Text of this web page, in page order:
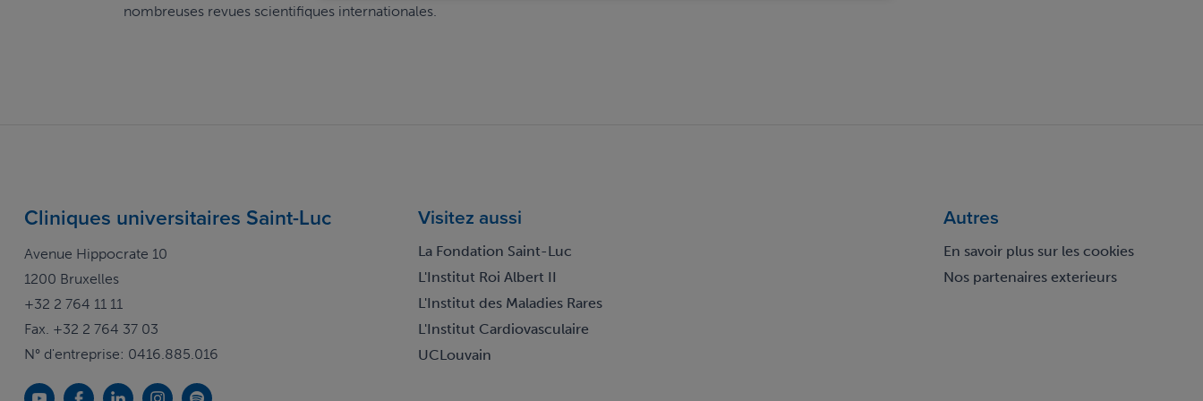
nombreuses revues scientifiques internationales.
Cliniques universitaires Saint-Luc
Avenue Hippocrate 10
1200 Bruxelles
+32 2 764 11 11
Fax. +32 2 764 37 03
N° d'entreprise: 0416.885.016
Visitez aussi
La Fondation Saint-Luc
L'Institut Roi Albert II
L'Institut des Maladies Rares
L'Institut Cardiovasculaire
UCLouvain
Autres
En savoir plus sur les cookies
Nos partenaires exterieurs